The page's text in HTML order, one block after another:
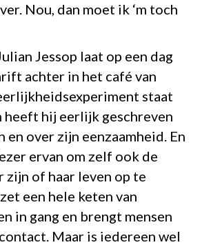
Nou, dan moet ik ‘m toch
Jessop laat op een dag
achter in het café van
staat
heeft hij eerlijk geschreven
en over zijn eenzaamheid. En
ervan om zelf ook de
zijn of haar leven op te
een hele keten van
in gang en brengt mensen
Maar is iedereen wel